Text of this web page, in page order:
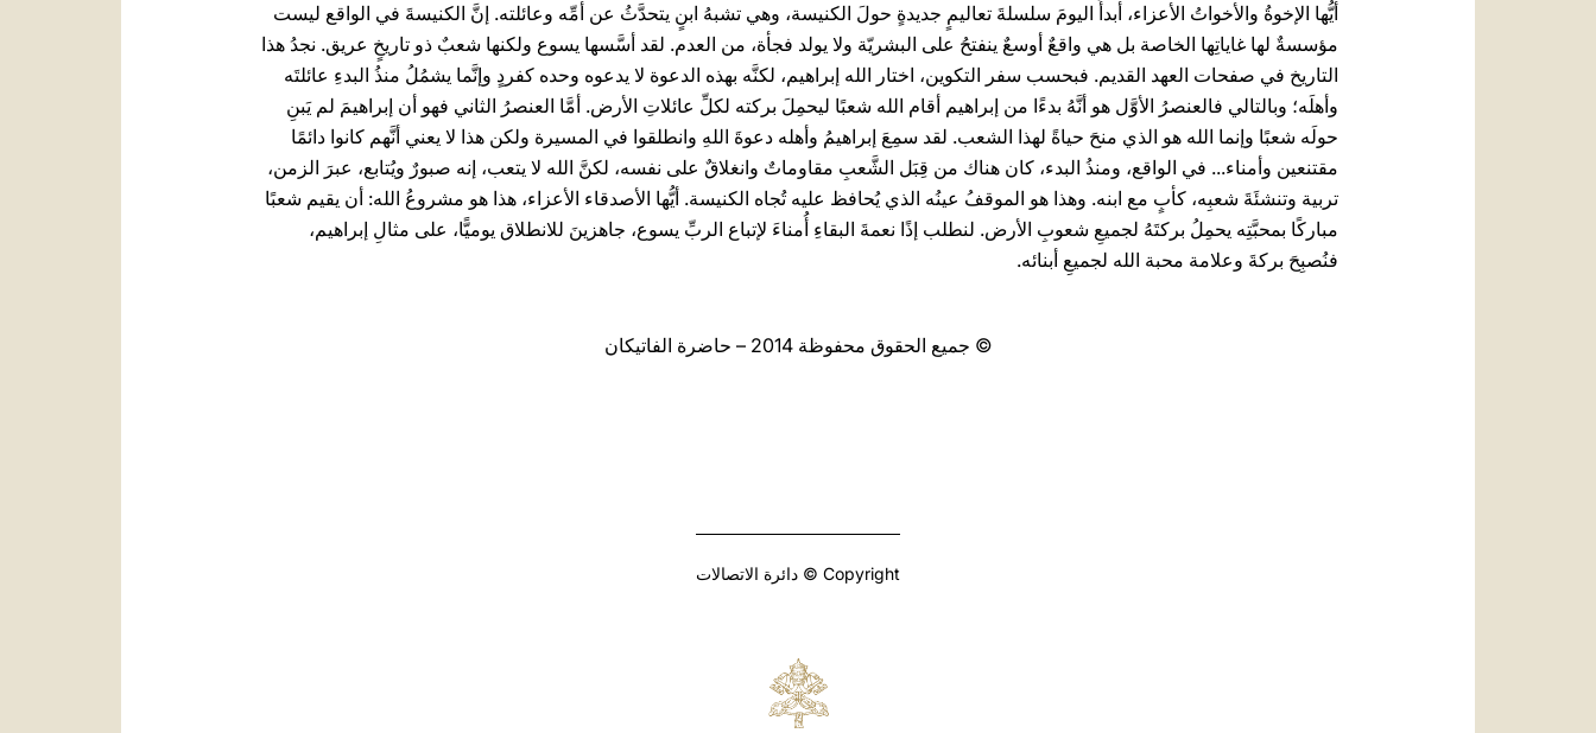
أيُّها الإخوةُ والأخواتُ الأعزاء، أبدأُ اليومَ سلسلةَ تعاليمٍ جديدةٍ حولَ الكنيسة، وهي تشبهُ ابنٍ يتحدَّثُ عن أمِّه وعائلته. إنَّ الكنيسةَ في الواقع ليست
مؤسسةٌ لها غاياتِها الخاصة بل هي واقعٌ أوسعٌ ينفتحُ على البشريّة ولا يولد فجأة، من العدم. لقد أسَّسها يسوع ولكنها شعبٌ ذو تاريخٍ عريق. نجدُ هذا
التاريخ في صفحات العهد القديم. فبحسب سفر التكوين، اختار الله إبراهيم، لكنَّه بهذه الدعوة لا يدعوه وحده كفردٍ وإنَّما يشمُلُ منذُ البدءِ عائلتَه
وأهلَه؛ وبالتالي فالعنصرُ الأوَّل هو أنَّهُ بدءًا من إبراهيم أقام الله شعبًا ليحمِلَ بركته لكلِّ عائلاتِ الأرض. أمَّا العنصرُ الثاني فهو أن إبراهيمَ لم يَبنِ
حولَه شعبًا وإنما الله هو الذي منحَ حياةً لهذا الشعب. لقد سمِعَ إبراهيمُ وأهله دعوةَ اللهِ وانطلقوا في المسيرة ولكن هذا لا يعني أنَّهم كانوا دائمًا
مقتنعين وأمناء... في الواقع، ومنذُ البدء، كان هناك من قِبَل الشَّعبِ مقاوماتٌ وانغلاقٌ على نفسه، لكنَّ الله لا يتعب، إنه صبورٌ ويُتابع، عبرَ الزمن،
تربية وتنشئَةَ شعبِه، كأبٍ مع ابنه. وهذا هو الموقفُ عينُه الذي يُحافظ عليه تُجاه الكنيسة. أيُّها الأصدقاء الأعزاء، هذا هو مشروعُ الله: أن يقيم شعبًا
مباركًا بمحبَّتِه يحمِلُ بركتَهُ لجميعِ شعوبِ الأرض. لنطلب إذًا نعمةَ البقاءِ أُمناءَ لإتباع الربِّ يسوع، جاهزينَ للانطلاق يوميًّا، على مثالِ إبراهيم،
فنُصبِحَ بركةَ وعلامة محبة الله لجميعِ أبنائه.
© جميع الحقوق محفوظة 2014 – حاضرة الفاتيكان
Copyright © دائرة الاتصالات